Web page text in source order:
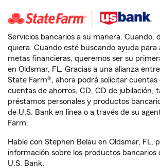
Servicios bancarios a su manera. Cuando,
quiera. Cuando esté buscando ayuda para
metas financieras, queremos ser su
en Oldsmar, FL. Gracias a una alianza
State Farm®, ahora podrá solicitar cuentas
cuentas de ahorros, CD, CD de jubilación,
préstamos personales y productos
de U.S. Bank en línea o a través de su
Farm.
Hable con Stephen Belau en Oldsmar, FL,
información sobre los productos bancarios
U.S. Bank.